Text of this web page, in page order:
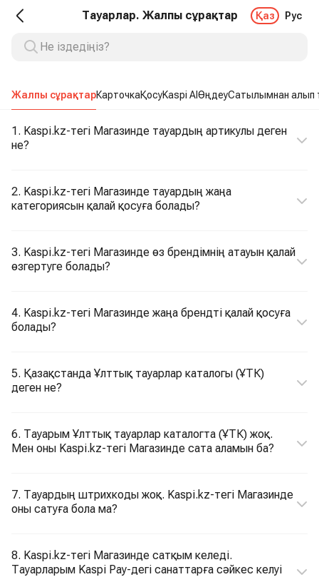
Тауарлар. Жалпы сұрақтар Қаз Рус
Жалпы сұрақтарКарточкаҚосуKaspi AIӨңдеуСатылымнан алып
1. Kaspi.kz-тегі Магазинде тауардың артикулы деген
не?
2. Kaspi.kz-тегі Магазинде тауардың жаңа
категориясын қалай қосуға болады?
3. Kaspi.kz-тегі Магазинде өз брендімнің атауын қалай
өзгертуге болады?
4. Kaspi.kz-тегі Магазинде жаңа брендті қалай қосуға
болады?
5. Қазақстанда Ұлттық тауарлар каталогы (ҰТК)
деген не?
6. Тауарым Ұлттық тауарлар каталогта (ҰТК) жоқ.
Мен оны Kaspi.kz-тегі Магазинде сата аламын ба?
7. Тауардың штрихкоды жоқ. Kaspi.kz-тегі Магазинде
оны сатуға бола ма?
8. Kaspi.kz-тегі Магазинде сатқым келеді.
Тауарларым Kaspi Pay-дегі санаттарға сәйкес келуі